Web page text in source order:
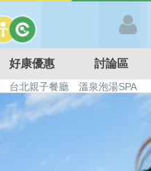
好康優惠 討論區
台北親子餐廳
溫泉泡湯SPA
日本親子景點